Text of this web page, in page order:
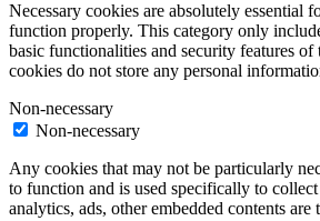
Necessary cookies are absolutely essential
function properly. This category only
basic functionalities and security features of
cookies do not store any personal
Non-necessary
Non-necessary
Any cookies that may not be particularly
to function and is used specifically to collect
analytics, ads, other embedded contents are